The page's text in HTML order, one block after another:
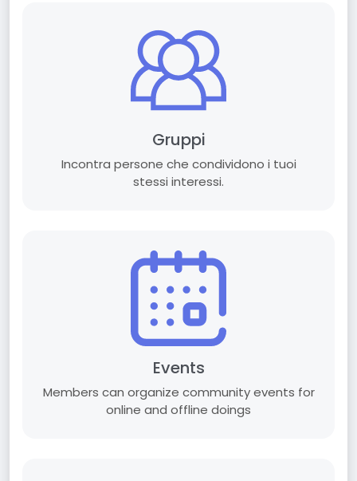
Gruppi
Incontra persone che condividono i tuoi
stessi interessi.
Events
Members can organize community events for
online and offline doings